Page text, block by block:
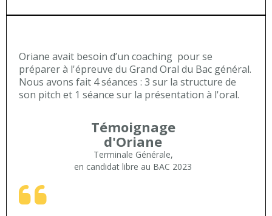
Oriane avait besoin d’un coaching pour se
préparer à l'épreuve du Grand Oral du Bac général.
Nous avons fait 4 séances : 3 sur la structure de
son pitch et 1 séance sur la présentation à l'oral.
Témoignage
d'Oriane
Terminale Générale,
en candidat libre au BAC 2023